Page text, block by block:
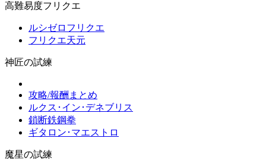
高難易度フリクエ
ルシゼロフリクエ
フリクエ天元
神匠の試練
攻略/報酬まとめ
ルクス･イン･デネブリス
鎖断鉄鋼拳
ギタロン･マエストロ
魔星の試練